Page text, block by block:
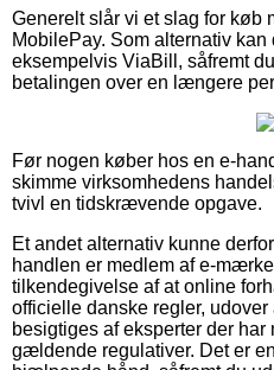
Generelt slår vi et slag for køb
MobilePay. Som alternativ
eksempelvis ViaBill, såfremt
betalingen over en længere
Før nogen køber hos en e-
skimme virksomhedens
tvivl en tidskrævende opgave.
Et andet alternativ kunne
handlen er medlem af e-
tilkendegivelse af at online
officielle danske regler,
besigtiges af eksperter der
gældende regulativer. Det er